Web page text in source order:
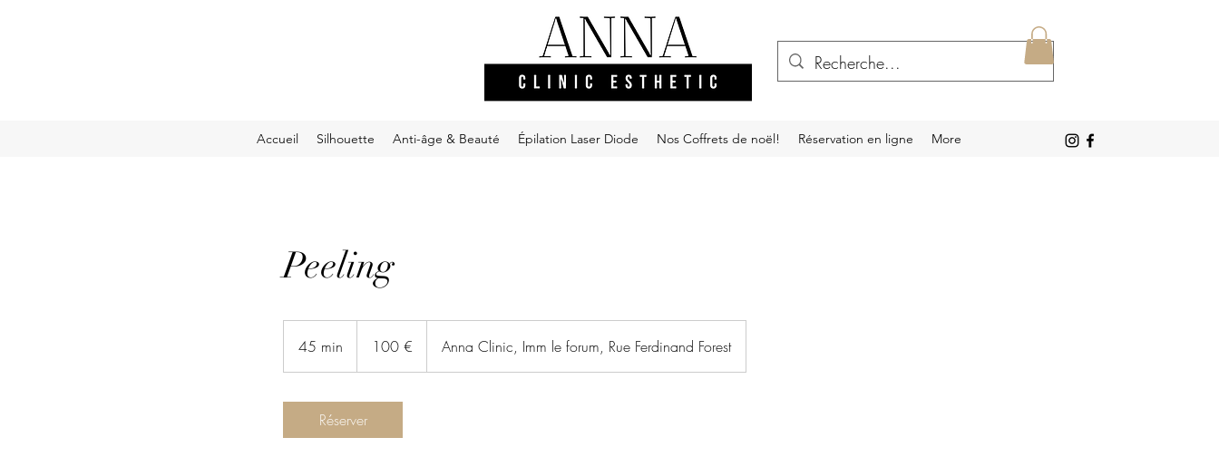
Accueil Silhouette Anti-âge & Beauté Épilation Laser Diode Nos Coffrets de noël! Réservation en ligne More
Peeling
45 min
5
n
100 € Anna Clinic, Imm le forum, Rue Ferdinand Forest
Réserver